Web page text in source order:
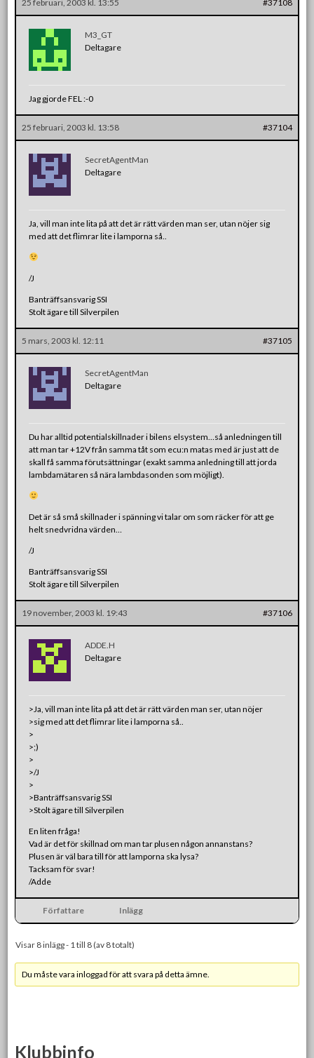
25 februari, 2003 kl. 13:55 #37108
M3_GT
Deltagare
Jag gjorde FEL :-0
25 februari, 2003 kl. 13:58 #37104
SecretAgentMan
Deltagare
Ja, vill man inte lita på att det är rätt värden man ser, utan nöjer sig
med att det flimrar lite i lamporna så..
/J
Banträffsansvarig SSI
Stolt ägare till Silverpilen
5 mars, 2003 kl. 12:11 #37105
SecretAgentMan
Deltagare
Du har alltid potentialskillnader i bilens elsystem…så anledningen till
att man tar +12V från samma tåt som ecu:n matas med är just att de
skall få samma förutsättningar (exakt samma anledning till att jorda
lambdamätaren så nära lambdasonden som möjligt).
Det är så små skillnader i spänning vi talar om som räcker för att ge
helt snedvridna värden…
/J
Banträffsansvarig SSI
Stolt ägare till Silverpilen
19 november, 2003 kl. 19:43 #37106
ADDE.H
Deltagare
>Ja, vill man inte lita på att det är rätt värden man ser, utan nöjer
>sig med att det flimrar lite i lamporna så..
>
>;)
>
>/J
>
>Banträffsansvarig SSI
>Stolt ägare till Silverpilen
En liten fråga!
Vad är det för skillnad om man tar plusen någon annanstans?
Plusen är väl bara till för att lamporna ska lysa?
Tacksam för svar!
/Adde
Författare Inlägg
Visar 8 inlägg - 1 till 8 (av 8 totalt)
Du måste vara inloggad för att svara på detta ämne.
Klubbinfo